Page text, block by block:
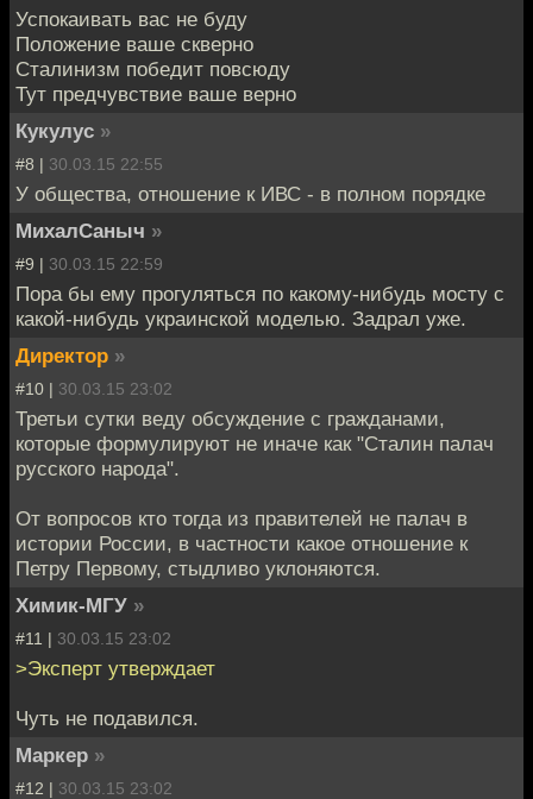
Успокаивать вас не буду
Положение ваше скверно
Сталинизм победит повсюду
Тут предчувствие ваше верно
Кукулус »
#8 | 30.03.15 22:55
У общества, отношение к ИВС - в полном порядке
МихалСаныч »
#9 | 30.03.15 22:59
Пора бы ему прогуляться по какому-нибудь мосту с
какой-нибудь украинской моделью. Задрал уже.
Директор »
#10 | 30.03.15 23:02
Третьи сутки веду обсуждение с гражданами,
которые формулируют не иначе как "Сталин палач
русского народа".
От вопросов кто тогда из правителей не палач в
истории России, в частности какое отношение к
Петру Первому, стыдливо уклоняются.
Химик-МГУ »
#11 | 30.03.15 23:02
>Эксперт утверждает
Чуть не подавился.
Маркер »
#12 | 30.03.15 23:02